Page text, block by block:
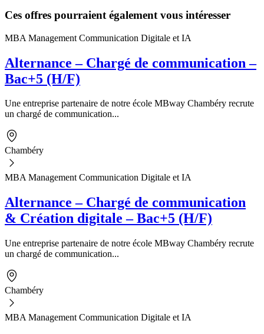
Ces offres pourraient également vous intéresser
MBA Management Communication Digitale et IA
Alternance – Chargé de communication –
Bac+5 (H/F)
Une entreprise partenaire de notre école MBway Chambéry recrute
un chargé de communication...
Chambéry
MBA Management Communication Digitale et IA
Alternance – Chargé de communication
& Création digitale – Bac+5 (H/F)
Une entreprise partenaire de notre école MBway Chambéry recrute
un chargé de communication...
Chambéry
MBA Management Communication Digitale et IA